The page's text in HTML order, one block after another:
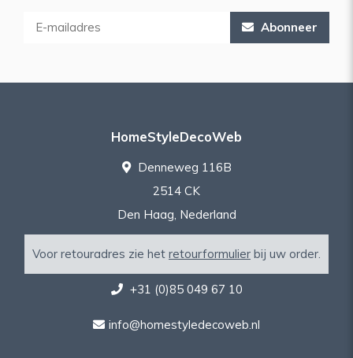
Abonneer
HomeStyleDecoWeb
Denneweg 116B
2514 CK
Den Haag, Nederland
Voor retouradres zie het retourformulier bij uw order.
+31 (0)85 049 67 10
info@homestyledecoweb.nl